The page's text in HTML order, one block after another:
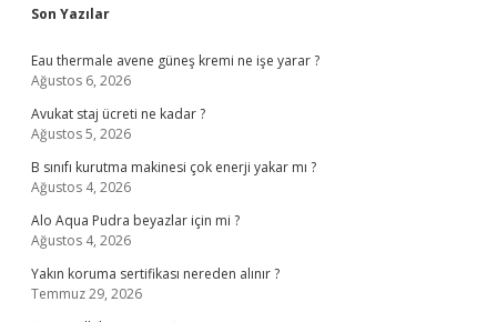
Sidebar
Son Yazılar
Eau thermale avene güneş kremi ne işe yarar ?
Ağustos 6, 2026
Avukat staj ücreti ne kadar ?
Ağustos 5, 2026
B sınıfı kurutma makinesi çok enerji yakar mı ?
Ağustos 4, 2026
Alo Aqua Pudra beyazlar için mi ?
Ağustos 4, 2026
Yakın koruma sertifikası nereden alınır ?
Temmuz 29, 2026